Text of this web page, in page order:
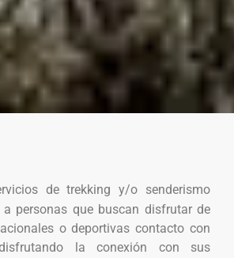
de trekking y/o senderismo
personas que buscan disfrutar de
o deportivas contacto con
la conexión con sus